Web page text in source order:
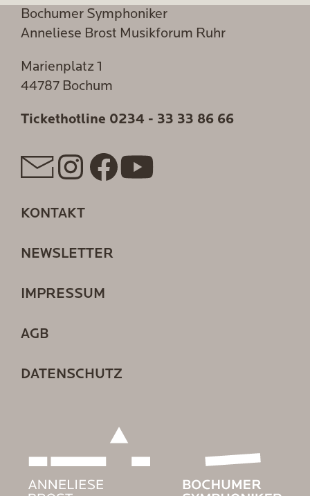
Bochumer Symphoniker
Anneliese Brost Musikforum Ruhr
Marienplatz 1
44787 Bochum
Tickethotline 0234 - 33 33 86 66
KONTAKT
NEWSLETTER
IMPRESSUM
AGB
DATENSCHUTZ